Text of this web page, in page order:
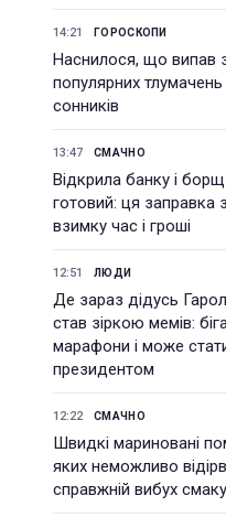
14:21 ГОРОСКОПИ
Наснилося, що випав
популярних тлумачень
сонників
13:47 СМАЧНО
Відкрила банку і
готовий: ця заправка
взимку час і гроші
12:51 ЛЮДИ
Де зараз дідусь
став зіркою мемів:
марафони і може
президентом
12:22 СМАЧНО
Швидкі мариновані
яких неможливо
справжній вибух смаку